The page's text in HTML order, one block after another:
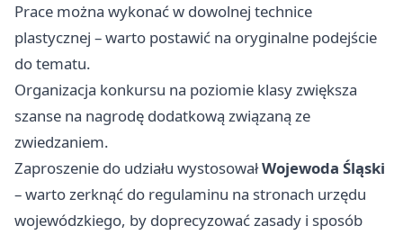
Prace można wykonać w dowolnej technice
plastycznej – warto postawić na oryginalne podejście
do tematu.
Organizacja konkursu na poziomie klasy zwiększa
szanse na nagrodę dodatkową związaną ze
zwiedzaniem.
Zaproszenie do udziału wystosowałWojewoda Śląski
– warto zerknąć do regulaminu na stronach urzędu
wojewódzkiego, by doprecyzować zasady i sposób